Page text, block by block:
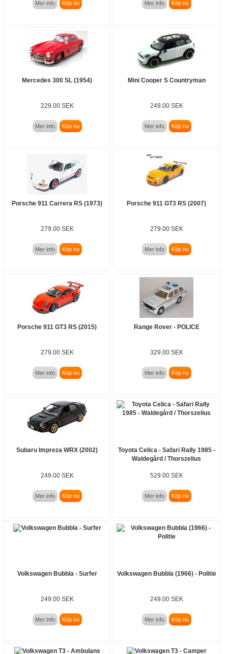
Mer info Köp nu Mer info Köp nu
Mercedes 300 SL (1954)
229.00 SEK
Mer info Köp nu
Mini Cooper S Countryman
249.00 SEK
Mer info Köp nu
Porsche 911 Carrera RS (1973)
279.00 SEK
Mer info Köp nu
Porsche 911 GT3 RS (2007)
279.00 SEK
Mer info Köp nu
Porsche 911 GT3 RS (2015)
279.00 SEK
Mer info Köp nu
Range Rover - POLICE
329.00 SEK
Mer info Köp nu
Subaru Impreza WRX (2002)
249.00 SEK
Mer info Köp nu
Toyota Celica - Safari Rally 1985 -
Waldegård / Thorszelius
529.00 SEK
Mer info Köp nu
Volkswagen Bubbla - Surfer
249.00 SEK
Mer info Köp nu
Volkswagen Bubbla (1966) - Politie
249.00 SEK
Mer info Köp nu